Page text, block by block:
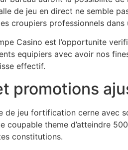
de jeu en direct ne semble
croupiers professionnels
Casino est l’opportunite
equipiers avec avoir nos
effectif.
promotions
de jeu fortification cerne avec
coupable theme d’atteindre
constitutions.